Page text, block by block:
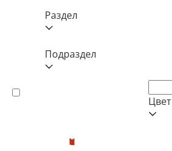
Раздел
Подраздел
Цвет